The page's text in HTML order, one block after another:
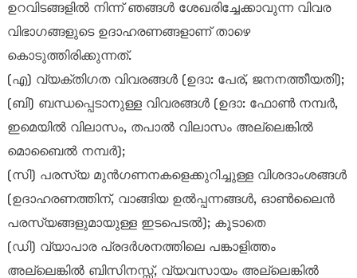
ഉറവിടങ്ങളിൽ നിന്ന് ഞങ്ങൾ ശേഖരിച്ചേക്കാവുന്ന വിവര
വിഭാഗങ്ങളുടെ ഉദാഹരണങ്ങളാണ് താഴെ
കൊടുത്തിരിക്കുന്നത്.
(എ) വ്യക്തിഗത വിവരങ്ങൾ (ഉദാ: പേര്, ജനനത്തീയതി);
(ബി) ബന്ധപ്പെടാനുള്ള വിവരങ്ങൾ (ഉദാ: ഫോൺ നമ്പർ,
ഇമെയിൽ വിലാസം, തപാൽ വിലാസം അല്ലെങ്കിൽ
മൊബൈൽ നമ്പർ);
(സി) പരസ്യ മുൻഗണനകളെക്കുറിച്ചുള്ള വിശദാംശങ്ങൾ
(ഉദാഹരണത്തിന്, വാങ്ങിയ ഉൽപ്പന്നങ്ങൾ, ഓൺലൈൻ
പരസ്യങ്ങളുമായുള്ള ഇടപെടൽ); കൂടാതെ
(ഡി) വ്യാപാര പ്രദർശനത്തിലെ പങ്കാളിത്തം
അല്ലെങ്കിൽ ബിസിനസ്സ്, വ്യവസായം അല്ലെങ്കിൽ